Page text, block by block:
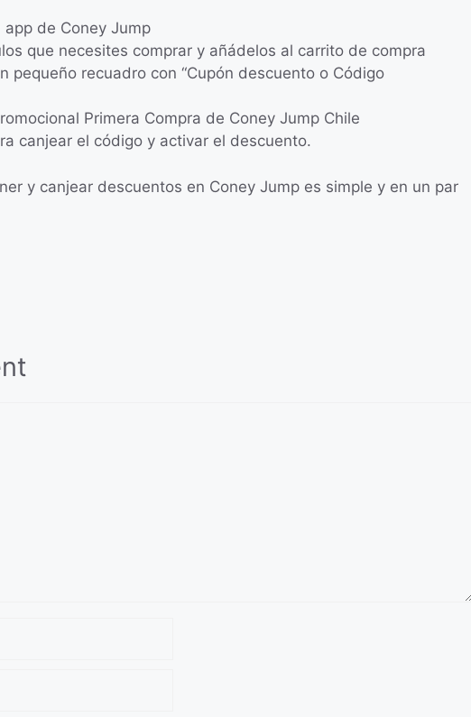
de Coney Jump
que necesites comprar y añádelos al carrito de compra
pequeño recuadro con “Cupón descuento o Código
Primera Compra de Coney Jump Chile
canjear el código y activar el descuento.
y canjear descuentos en Coney Jump es simple y en un par